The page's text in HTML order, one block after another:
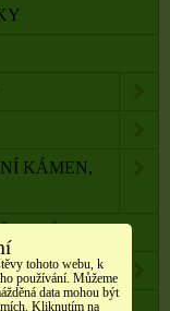
KÁMEN,
SNŮ
tohoto webu, k
používání. Můžeme
data mohou být
Kliknutím na